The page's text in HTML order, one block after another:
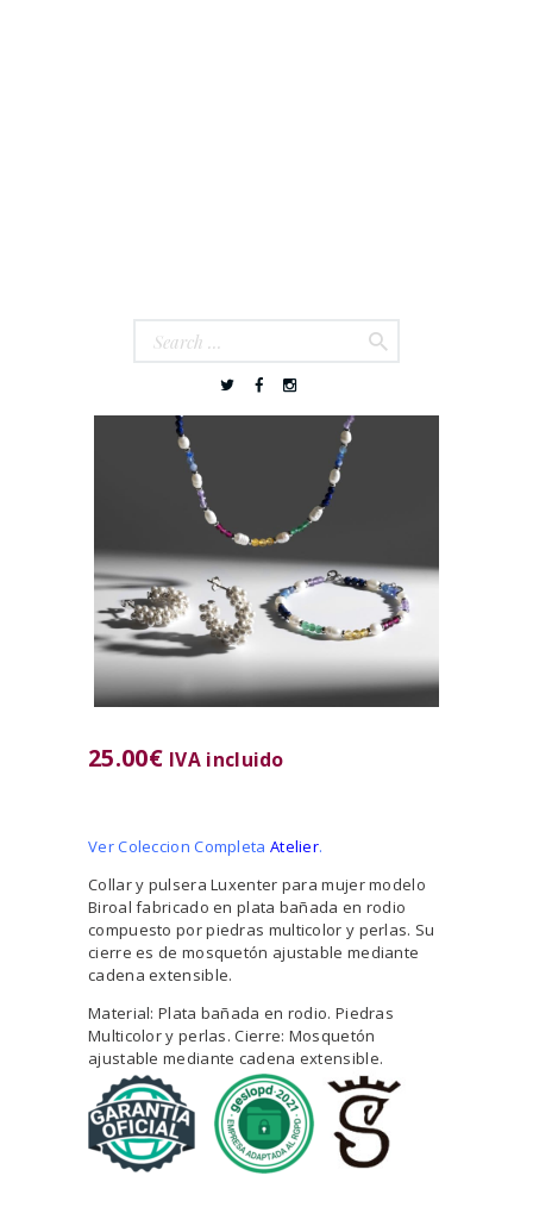
25.00€ IVA incluido
Ver Coleccion Completa Atelier.
Collar y pulsera Luxenter para mujer modelo
Biroal fabricado en plata bañada en rodio
compuesto por piedras multicolor y perlas. Su
cierre es de mosquetón ajustable mediante
cadena extensible.
Material: Plata bañada en rodio. Piedras
Multicolor y perlas. Cierre: Mosquetón
ajustable mediante cadena extensible.